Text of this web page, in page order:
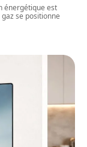
énergétique est
se positionne